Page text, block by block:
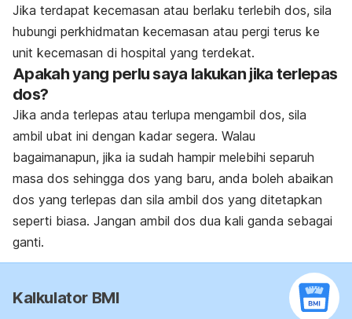
Jika terdapat kecemasan atau berlaku terlebih dos, sila
hubungi perkhidmatan kecemasan atau pergi terus ke
unit kecemasan di hospital yang terdekat.
Apakah yang perlu saya lakukan jika terlepas
dos?
Jika anda terlepas atau terlupa mengambil dos, sila
ambil ubat ini dengan kadar segera. Walau
bagaimanapun, jika ia sudah hampir melebihi separuh
masa dos sehingga dos yang baru, anda boleh abaikan
dos yang terlepas dan sila ambil dos yang ditetapkan
seperti biasa. Jangan ambil dos dua kali ganda sebagai
ganti.
Kalkulator BMI